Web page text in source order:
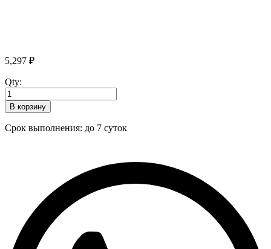
5,297 ₽
Qty:
В корзину
Срок выполнения: до 7 суток